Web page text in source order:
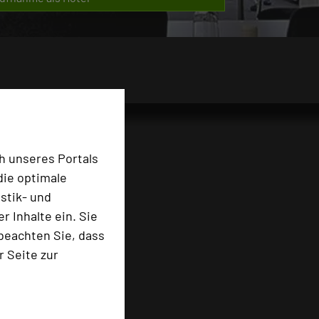
unseres Portals
optimale
und
Inhalte ein. Sie
Sie, dass
Seite zur